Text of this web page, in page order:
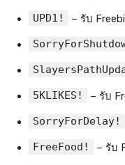
UPD1!
– รับ
5KLIKES!
– รับ
SorryForDelay!
FreeFood!
– รับ